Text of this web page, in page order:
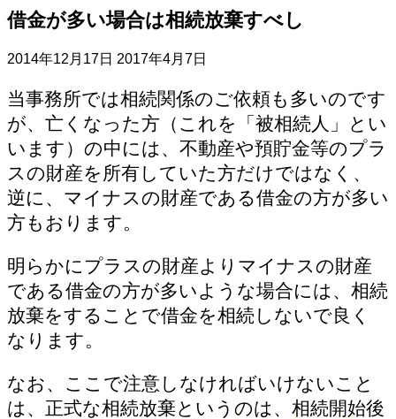
借金が多い場合は相続放棄すべし
2014年12月17日 最
更
新
日
時
:
2017年4月7日
当事務所では相続関係のご依頼も多いのです
が、亡くなった方（これを「被相続人」とい
います）の中には、不動産や預貯金等のプラ
スの財産を所有していた方だけではなく、
逆に、マイナスの財産である借金の方が多い
方もおります。
明らかにプラスの財産よりマイナスの財産
である借金の方が多いような場合には、相続
放棄をすることで借金を相続しないで良く
なります。
なお、ここで注意しなければいけないこと
は、正式な相続放棄というのは、相続開始後